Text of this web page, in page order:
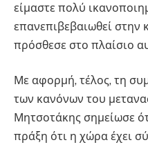
είμαστε πολύ
επανεπιβεβαιωθεί στην
πρόσθεσε στο πλαίσιο
Με αφορμή, τέλος, τη
των κανόνων του
Μητσοτάκης σημείωσε
πράξη ότι η χώρα έχει